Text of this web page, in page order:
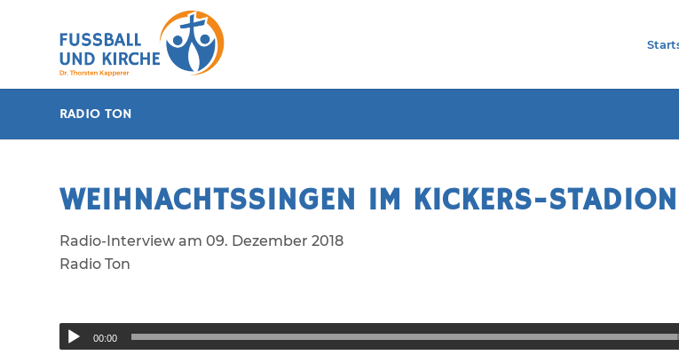
RADIO TON
WEIHNACHTSSINGEN IM KICKERS-
Radio-Interview am 09. Dezember 2018
Radio Ton
00:00